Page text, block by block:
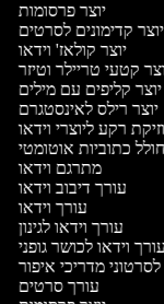
יוצר פרסומות
יוצר קדימונים לסרטים
יוצר קולאז' וידאו
יוצר קטעי טריילר וטיזר
יוצר קליפים עם מילים
יוצר רילס לאינסטגרם
רקע ליוצרי וידאו
כתוביות אוטומטי
מתרגם וידאו
עורך דיבוב וידאו
עורך וידאו
עורך וידאו לגינון
עורך וידאו לכושר גופני
לסרטוני מדריכי איפור
עורך סרטים